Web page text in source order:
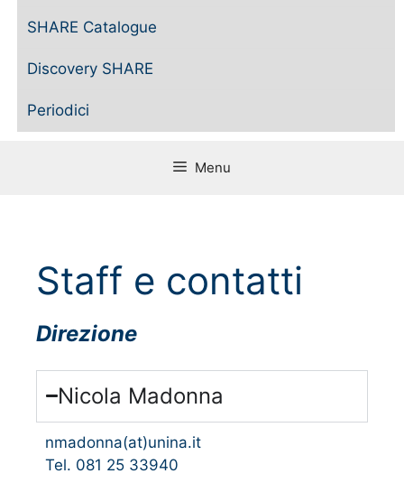
SHARE Catalogue
Discovery SHARE
Periodici
Menu
Staff e contatti
Direzione
Nicola Madonna
nmadonna(at)unina.it
Tel. 081 25 33940